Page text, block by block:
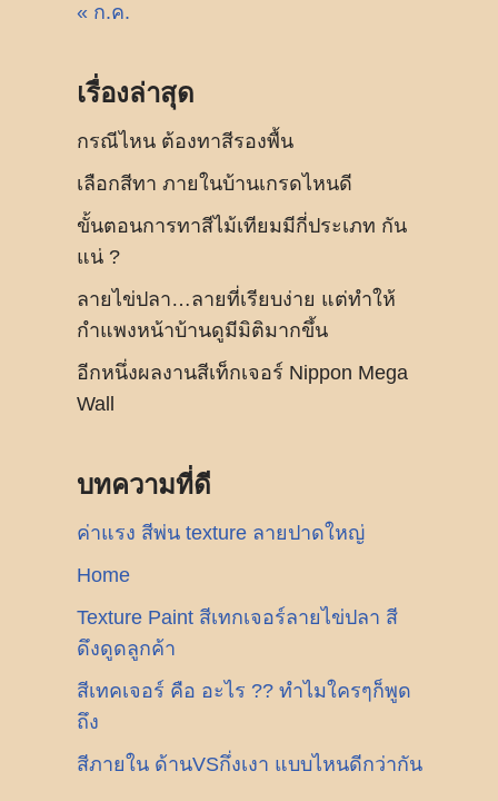
« ก.ค.
เรื่องล่าสุด
กรณีไหน ต้องทาสีรองพื้น
เลือกสีทา ภายในบ้านเกรดไหนดี
ขั้นตอนการทาสีไม้เทียมมีกี่ประเภท กัน
แน่ ?
ลายไข่ปลา…ลายที่เรียบง่าย แต่ทำให้
กำแพงหน้าบ้านดูมีมิติมากขึ้น
อีกหนึ่งผลงานสีเท็กเจอร์ Nippon Mega
Wall
บทความที่ดี
ค่าแรง สีพ่น texture ลายปาดใหญ่
Home
Texture Paint สีเทกเจอร์ลายไข่ปลา สี
ดึงดูดลูกค้า
สีเทคเจอร์ คือ อะไร ?? ทำไมใครๆก็พูด
ถึง
สีภายใน ด้านVSกึ่งเงา แบบไหนดีกว่ากัน